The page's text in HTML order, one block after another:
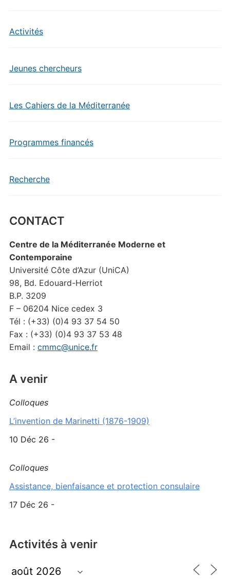
Activités
Jeunes chercheurs
Les Cahiers de la Méditerranée
Programmes financés
Recherche
CONTACT
Centre de la Méditerranée Moderne et
Contemporaine
Université Côte d’Azur (UniCA)
98, Bd. Edouard-Herriot
B.P. 3209
F – 06204 Nice cedex 3
Tél : (+33) (0)4 93 37 54 50
Fax : (+33) (0)4 93 37 53 48
Email : cmmc@unice.fr
A venir
Colloques
L’invention de Marinetti (1876-1909)
10 Déc 26 -
Colloques
Assistance, bienfaisance et protection consulaire
17 Déc 26 -
Activités à venir